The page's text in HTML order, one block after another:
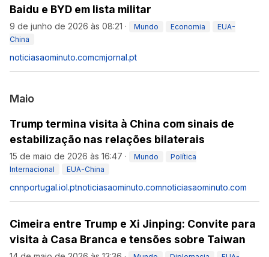
Baidu e BYD em lista militar
9 de junho de 2026 às 08:21 · Mundo Economia
EUA-
China
noticiasaominuto.comcmjornal.pt
Maio
Trump termina visita à China com sinais de
estabilização nas relações bilaterais
15 de maio de 2026 às 16:47 · Mundo
Política
Internacional
EUA-China
cnnportugal.iol.ptnoticiasaominuto.comnoticiasaominuto.com
Cimeira entre Trump e Xi Jinping: Convite para
visita à Casa Branca e tensões sobre Taiwan